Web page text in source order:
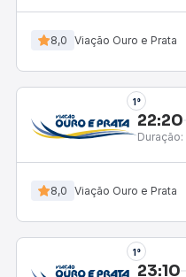
8,0 Viação Ouro e Prata
1°
22:20
Duração:
8,0 Viação Ouro e Prata
1°
23:10